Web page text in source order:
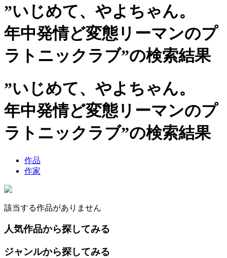
”いじめて、やよちゃん。
年中発情ど変態リーマンのプ
ラトニックラブ”の検索結果
”いじめて、やよちゃん。
年中発情ど変態リーマンのプ
ラトニックラブ”の検索結果
作品
作家
該当する作品がありません
人気作品から探してみる
ジャンルから探してみる